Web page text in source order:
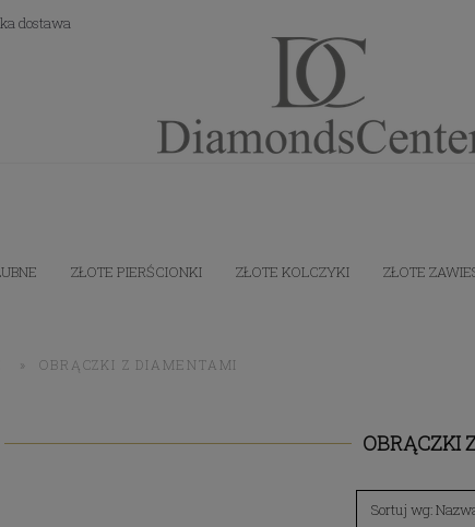
dostawa
ZŁOTE PIERŚCIONKI ZŁOTE KOLCZYKI ZŁOTE
» OBRĄCZKI Z DIAMENTAMI
OBRĄCZKI
Sortuj wg: